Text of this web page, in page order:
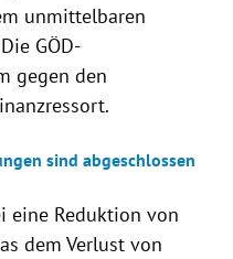
unmittelbaren
GÖD-
gegen den
sind abgeschlossen
eine Reduktion von
dem Verlust von